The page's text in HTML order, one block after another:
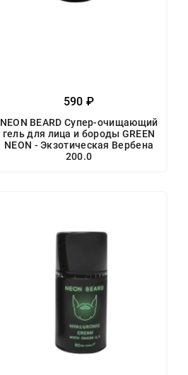
590 ₽
NEON BEARD Супер-очищающий
гель для лица и бороды GREEN
NEON - Экзотическая Вербена
200.0